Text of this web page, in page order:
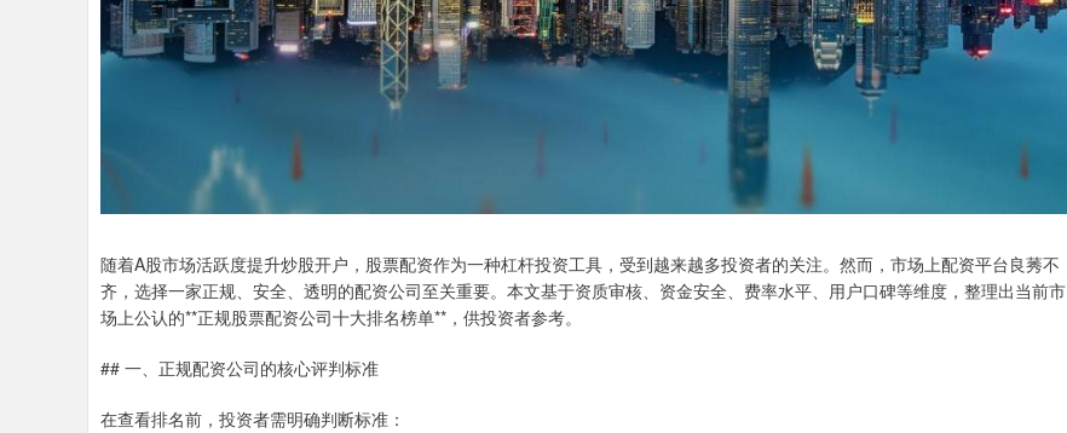
随着A股市场活跃度提升炒股开户，股票配资作为一种杠杆投资工具，受到越来越多投资者的关注。然而，市场上配资平台良莠不
齐，选择一家正规、安全、透明的配资公司至关重要。本文基于资质审核、资金安全、费率水平、用户口碑等维度，整理出当前市
场上公认的**正规股票配资公司十大排名榜单**，供投资者参考。
## 一、正规配资公司的核心评判标准
在查看排名前，投资者需明确判断标准：